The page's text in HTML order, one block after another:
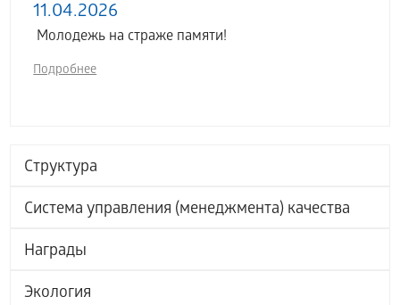
Структура
Система управления (менеджмента) качества
Награды
Экология
11.04.2026
Молодежь на страже памяти!
Подробнее